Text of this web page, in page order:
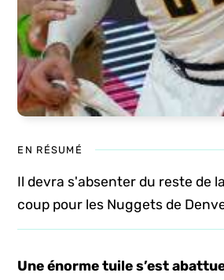
EN RÉSUMÉ
Il devra s'absenter du reste de
coup pour les Nuggets de
Une énorme tuile s’est